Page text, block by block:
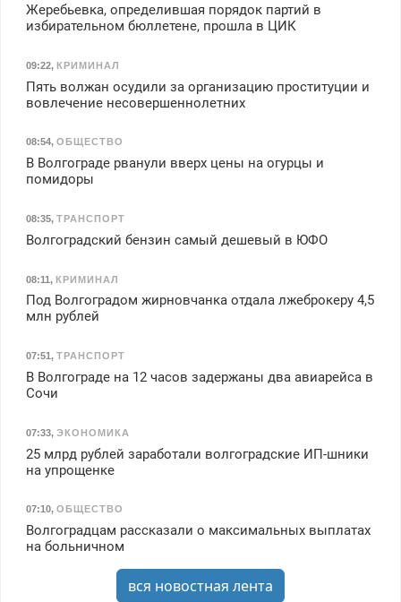
Жеребьевка, определившая порядок партий в
избирательном бюллетене, прошла в ЦИК
09:22, КРИМИНАЛ
Пять волжан осудили за организацию проституции и
вовлечение несовершеннолетних
08:54, ОБЩЕСТВО
В Волгограде рванули вверх цены на огурцы и
помидоры
08:35, ТРАНСПОРТ
Волгоградский бензин самый дешевый в ЮФО
08:11, КРИМИНАЛ
Под Волгоградом жирновчанка отдала лжеброкеру 4,5
млн рублей
07:51, ТРАНСПОРТ
В Волгограде на 12 часов задержаны два авиарейса в
Сочи
07:33, ЭКОНОМИКА
25 млрд рублей заработали волгоградские ИП-шники
на упрощенке
07:10, ОБЩЕСТВО
Волгоградцам рассказали о максимальных выплатах
на больничном
вся новостная лента